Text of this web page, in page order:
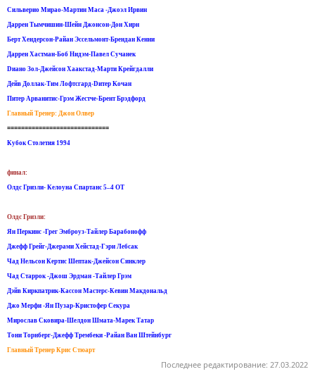
Сильвериo Mирао-Мартин Маса -Джоэл Ирвин
Даррен Тымчишин-Шейн Джонсон-Дон Хирн
Берт Хендерсон-Райан Эссельмонт-Брендан Кенни
Даррен Хастман-Боб Нидэм-Павел Сучанек
Dиано Зол-Джейсон Хаакстад-Марти Крейгдалли
Дейв Доллак-Тим Лофтсгард-Dитер Koчан
Питер Арванитис-Грэм Жестче-Брент Брэдфорд
Главный Тренер: Джон Олвер
=============================
Кубок Столетия 1994
финал:
Олдс Гризли- Келоуна Спартанс 5–4 ОТ
Олдс Гризли:
Ян Перкинс -Грег Эмброуз-Тайлер Барабонофф
Джефф Грейг-Джерами Хейстад-Гэри Лебсак
Чад Нельсон Кертис Шептак-Джейсон Синклер
Чад Старрок -Джош Эрдман -Тайлер Грэм
Дэйв Киркпатрик-Кассон Мастерс-Кевин Макдональд
Джо Мерфи -Ян Пузар-Кристофер Секура
Мирослав Сковира-Шелдон Шмата-Марек Татар
Тони Торнберг-Джефф Трембеки -Райан Ван Штейнбург
Главный Тренер Крис Стюарт
Последнее редактирование: 27.03.2022